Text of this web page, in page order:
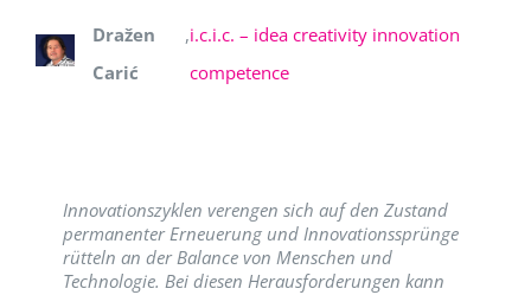
Dražen
Carić
,i.c.i.c. – idea creativity innovation
competence
Innovationszyklen verengen sich auf den Zustand
permanenter Erneuerung und Innovationssprünge
rütteln an der Balance von Menschen und
Technologie. Bei diesen Herausforderungen kann